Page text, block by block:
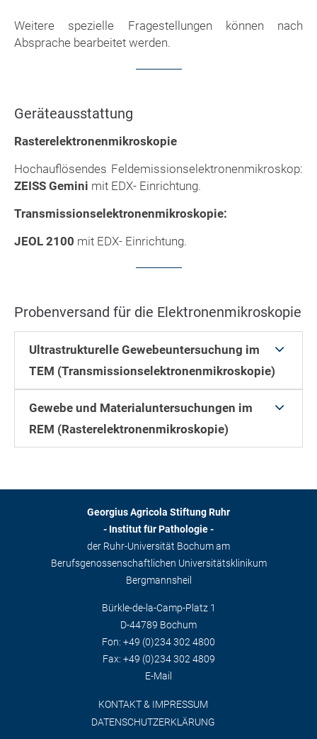
Weitere spezielle Fragestellungen können nach
Absprache bearbeitet werden.
Geräteausstattung
Rasterelektronenmikroskopie
Hochauflösendes Feldemissionselektronenmikroskop:
ZEISS Gemini mit EDX- Einrichtung.
Transmissionselektronenmikroskopie:
JEOL 2100 mit EDX- Einrichtung.
Probenversand für die Elektronenmikroskopie
Ultrastrukturelle Gewebeuntersuchung im
TEM (Transmissionselektronenmikroskopie)
Gewebe und Materialuntersuchungen im
REM (Rasterelektronenmikroskopie)
Georgius Agricola Stiftung Ruhr
- Institut für Pathologie -
der Ruhr-Universität Bochum am
Berufsgenossenschaftlichen Universitätsklinikum
Bergmannsheil
Bürkle-de-la-Camp-Platz 1
D-44789 Bochum
Fon: +49 (0)234 302 4800
Fax: +49 (0)234 302 4809
E-Mail
KONTAKT & IMPRESSUM
DATENSCHUTZERKLÄRUNG